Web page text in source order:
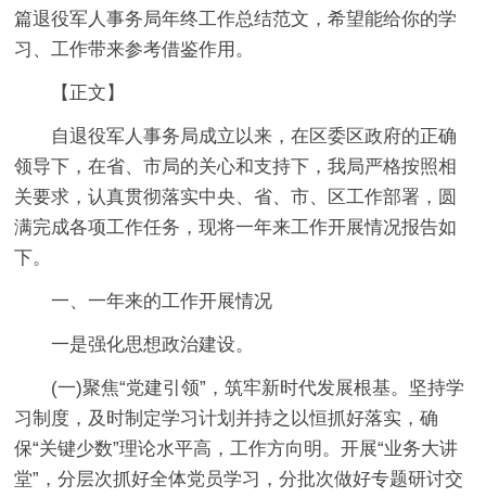
篇退役军人事务局年终工作总结范文，希望能给你的学
习、工作带来参考借鉴作用。
【正文】
自退役军人事务局成立以来，在区委区政府的正确
领导下，在省、市局的关心和支持下，我局严格按照相
关要求，认真贯彻落实中央、省、市、区工作部署，圆
满完成各项工作任务，现将一年来工作开展情况报告如
下。
一、一年来的工作开展情况
一是强化思想政治建设。
(一)聚焦“党建引领”，筑牢新时代发展根基。坚持学
习制度，及时制定学习计划并持之以恒抓好落实，确
保“关键少数”理论水平高，工作方向明。开展“业务大讲
堂”，分层次抓好全体党员学习，分批次做好专题研讨交